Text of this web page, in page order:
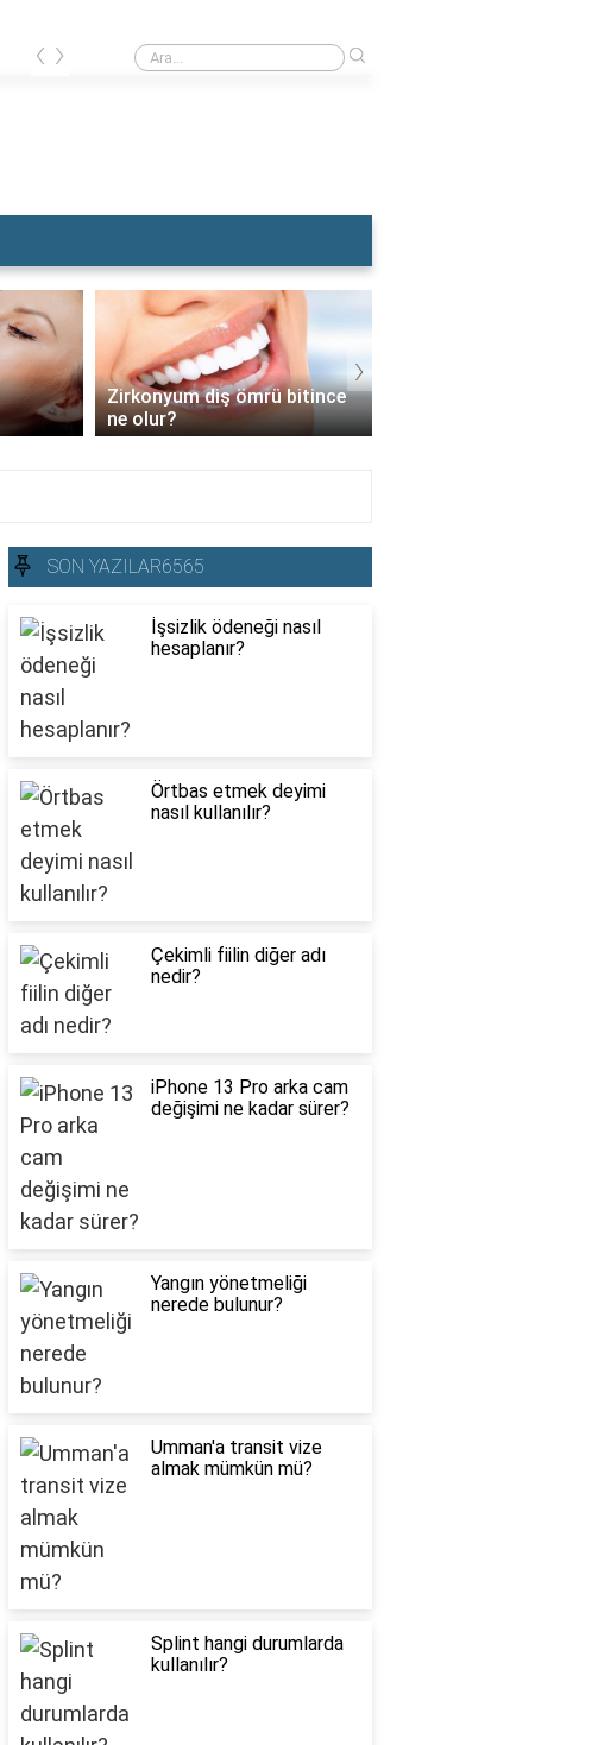
Rüyada Dolgu Dişin Kırılması
‹ ›
Zirkonyum diş ömrü bitince
ne olur?
›
SON YAZILAR6565
İşsizlik ödeneği nasıl
hesaplanır?
Örtbas etmek deyimi
nasıl kullanılır?
Çekimli fiilin diğer adı
nedir?
iPhone 13 Pro arka cam
değişimi ne kadar sürer?
Yangın yönetmeliği
nerede bulunur?
Umman'a transit vize
almak mümkün mü?
Splint hangi durumlarda
kullanılır?